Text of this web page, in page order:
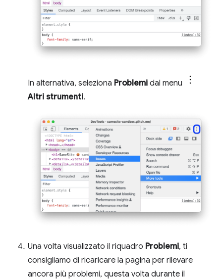
In alternativa, seleziona Problemi dal menu
Altri strumenti.
Una volta visualizzato il riquadro Problemi, ti
consigliamo di ricaricare la pagina per rilevare
ancora più problemi, questa volta durante il